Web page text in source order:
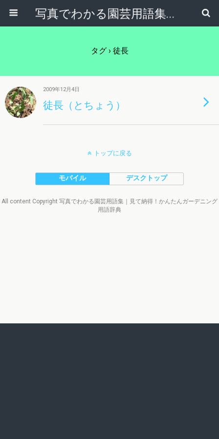
写真でわかる園芸用語集｜見て納得！かんたんガーデニング用語辞典
タグ › 徒長
2009年12月4日
徒長（とちょう）
トップに戻る
モバイル デスクトップ
All content Copyright 写真でわかる園芸用語集｜見て納得！かんたんガーデニング
用語辞典